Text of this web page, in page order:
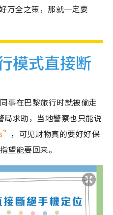
万全之策，那就一定要
模式直接断
事在巴黎旅行时就被偷走
局求助，当地警察也只能说
，可见财物真的要好好保
望能要回来。